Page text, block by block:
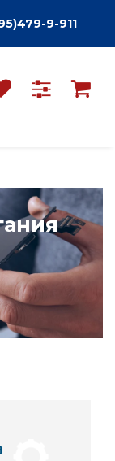
9-911